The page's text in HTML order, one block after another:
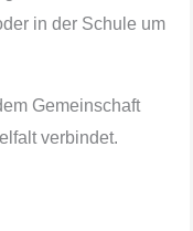
in der Schule um
Gemeinschaft
verbindet.
eine Telefon- oder
haben
angeglichen.
gelten, muss Ihr
Wenn Sie sicher
entstehen,